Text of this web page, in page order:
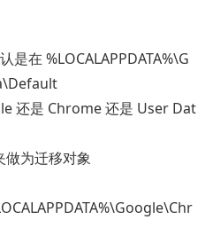
是在 %LOCALAPPDATA%\G
还是 Chrome 还是 User Dat
为迁移对象